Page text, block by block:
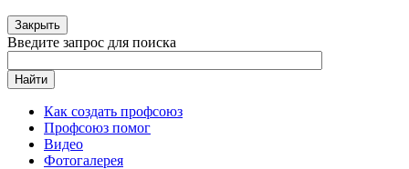
Закрыть
Введите запрос для поиска
Найти
Как создать профсоюз
Профсоюз помог
Видео
Фотогалерея